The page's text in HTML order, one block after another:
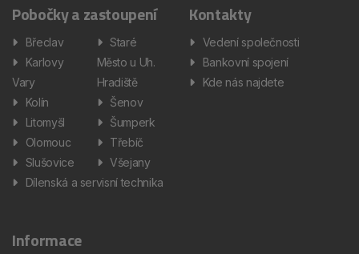
Pobočky a zastoupení
Břeclav
Karlovy
Vary
Kolín
Litomyšl
Olomouc
Slušovice
Staré
Město u Uh.
Hradiště
Šenov
Šumperk
Třebíč
Všejany
Dílenská a servisní technika
Kontakty
Vedení společnosti
Bankovní spojení
Kde nás najdete
Informace